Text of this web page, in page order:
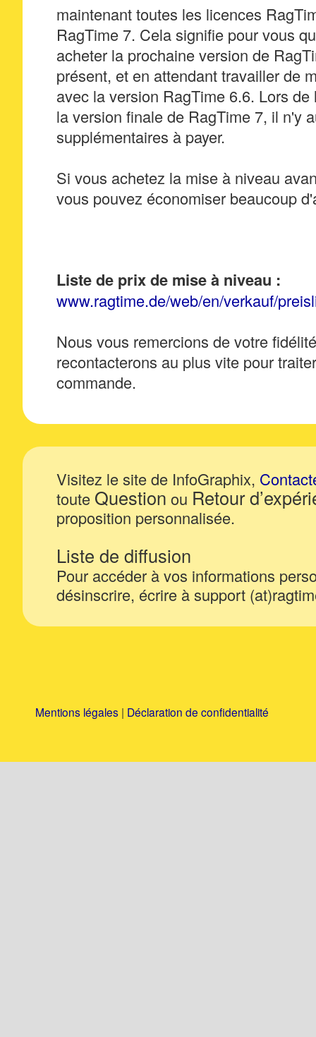
maintenant toutes les licences
RagTime 7. Cela signifie pour vous
acheter la prochaine version de
présent, et en attendant travailler de
avec la version RagTime 6.6. Lors
la version finale de RagTime 7, il n'y
supplémentaires à payer.
Si vous achetez la mise à niveau
vous pouvez économiser beaucoup
Liste de prix de mise à niveau :
www.ragtime.de/web/en/verkauf/
Nous vous remercions de votre
recontacterons au plus vite pour
commande.
Visitez le site de InfoGraphix,
toute Question ou Retour
proposition personnalisée.
Liste de diffusion
Pour accéder à vos informations
désinscrire, écrire à support
Mentions légales | Déclaration de confidentialité